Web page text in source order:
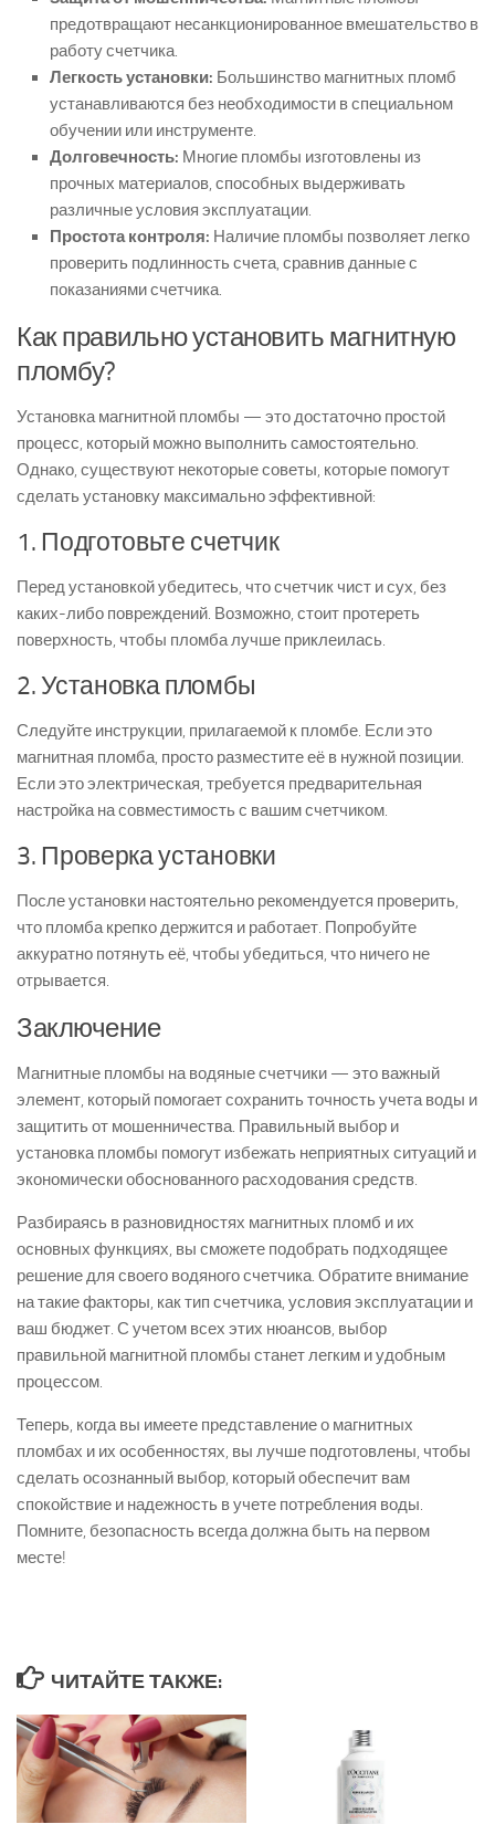
предотвращают несанкционированное вмешательство в
работу счетчика.
Легкость установки: Большинство магнитных пломб
устанавливаются без необходимости в специальном
обучении или инструменте.
Долговечность: Многие пломбы изготовлены из
прочных материалов, способных выдерживать
различные условия эксплуатации.
Простота контроля: Наличие пломбы позволяет легко
проверить подлинность счета, сравнив данные с
показаниями счетчика.
Как правильно установить магнитную
пломбу?
Установка магнитной пломбы — это достаточно простой
процесс, который можно выполнить самостоятельно.
Однако, существуют некоторые советы, которые помогут
сделать установку максимально эффективной:
1. Подготовьте счетчик
Перед установкой убедитесь, что счетчик чист и сух, без
каких-либо повреждений. Возможно, стоит протереть
поверхность, чтобы пломба лучше приклеилась.
2. Установка пломбы
Следуйте инструкции, прилагаемой к пломбе. Если это
магнитная пломба, просто разместите её в нужной позиции.
Если это электрическая, требуется предварительная
настройка на совместимость с вашим счетчиком.
3. Проверка установки
После установки настоятельно рекомендуется проверить,
что пломба крепко держится и работает. Попробуйте
аккуратно потянуть её, чтобы убедиться, что ничего не
отрывается.
Заключение
Магнитные пломбы на водяные счетчики — это важный
элемент, который помогает сохранить точность учета воды и
защитить от мошенничества. Правильный выбор и
установка пломбы помогут избежать неприятных ситуаций и
экономически обоснованного расходования средств.
Разбираясь в разновидностях магнитных пломб и их
основных функциях, вы сможете подобрать подходящее
решение для своего водяного счетчика. Обратите внимание
на такие факторы, как тип счетчика, условия эксплуатации и
ваш бюджет. С учетом всех этих нюансов, выбор
правильной магнитной пломбы станет легким и удобным
процессом.
Теперь, когда вы имеете представление о магнитных
пломбах и их особенностях, вы лучше подготовлены, чтобы
сделать осознанный выбор, который обеспечит вам
спокойствие и надежность в учете потребления воды.
Помните, безопасность всегда должна быть на первом
месте!
ЧИТАЙТЕ ТАКЖЕ: